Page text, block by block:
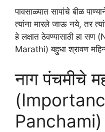
पावसाळ्यात सापांचे बीळ
त्यांना मारले जाऊ नये, तर
हे लक्षात ठेवण्यासाठी हा
Marathi) बहुधा श्रावण
नाग पंचमीचे
Panchami)